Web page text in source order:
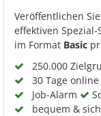
Veröffentlichen
effektiven
im Format Basic
250.000
30 Tage
Job-Alarm
bequem &